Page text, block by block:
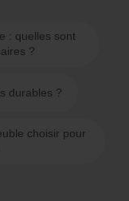
: quelles sont
?
durables ?
choisir pour